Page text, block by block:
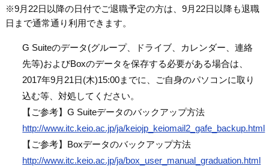
※9月22日以降の日付でご退職予定の方は、9月22日以降も退職
日まで通常通り利用できます。
G Suiteのデータ(グループ、ドライブ、カレンダー、連絡
先等)およびBoxのデータを保存する必要がある場合は、
2017年9月21日(木)15:00までに、ご自身のパソコンに取り
込む等、対処してください。
【ご参考】G Suiteデータのバックアップ方法
http://www.itc.keio.ac.jp/ja/keiojp_keiomail2_gafe_backup.html
【ご参考】Boxデータのバックアップ方法
http://www.itc.keio.ac.jp/ja/box_user_manual_graduation.html